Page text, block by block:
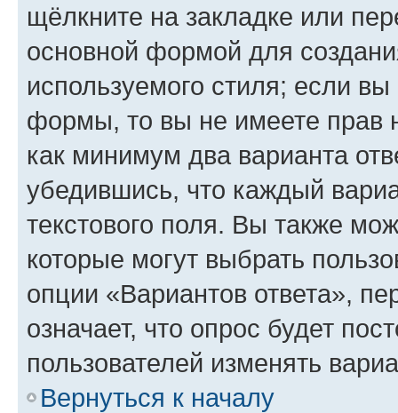
щёлкните на закладке или
основной формой для
используемого стиля; если
формы, то вы не имеете прав
как минимум два варианта
убедившись, что каждый
текстового поля. Вы также
которые могут выбрать
опции «Вариантов ответа»,
означает, что опрос будет
пользователей изменять
Вернуться к началу